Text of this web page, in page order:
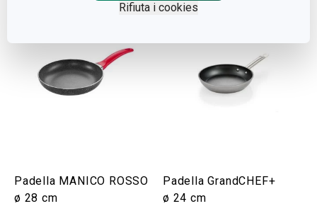
Rifiuta i cookies
Padella MANICO ROSSO
ø 28 cm
Padella GrandCHEF+
ø 24 cm